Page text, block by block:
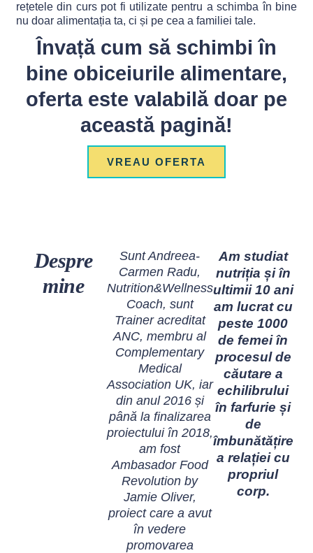
rețetele din curs pot fi utilizate pentru a schimba în bine
nu doar alimentația ta, ci și pe cea a familiei tale.
Învață cum să schimbi în
bine obiceiurile alimentare,
oferta este valabilă doar pe
această pagină!
VREAU OFERTA
Despre
mine
Sunt Andreea-
Carmen Radu,
Nutrition&Wellness
Coach, sunt
Trainer acreditat
ANC, membru al
Complementary
Medical
Association UK, iar
din anul 2016 și
până la finalizarea
proiectului în 2018,
am fost
Ambasador Food
Revolution by
Jamie Oliver,
proiect care a avut
în vedere
promovarea
Am studiat
nutriția și în
ultimii 10 ani
am lucrat cu
peste 1000
de femei în
procesul de
căutare a
echilibrului
în farfurie și
de
îmbunătățire
a relației cu
propriul
corp.